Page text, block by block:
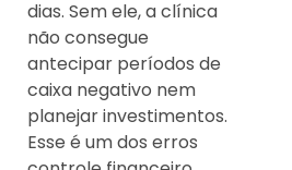
dias. Sem ele, a clínica
não consegue
antecipar períodos de
caixa negativo nem
planejar investimentos.
Esse é um dos erros